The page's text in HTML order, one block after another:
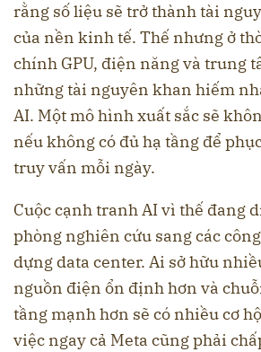
rằng số liệu sẽ trở thành tài
của nền kinh tế. Thế nhưng ở
chính GPU, điện năng và trung
những tài nguyên khan hiếm
AI. Một mô hình xuất sắc sẽ
nếu không có đủ hạ tầng để
truy vấn mỗi ngày.
Cuộc cạnh tranh AI vì thế đang
phòng nghiên cứu sang các
dựng data center. Ai sở hữu
nguồn điện ổn định hơn và
tầng mạnh hơn sẽ có nhiều cơ
việc ngay cả Meta cũng phải